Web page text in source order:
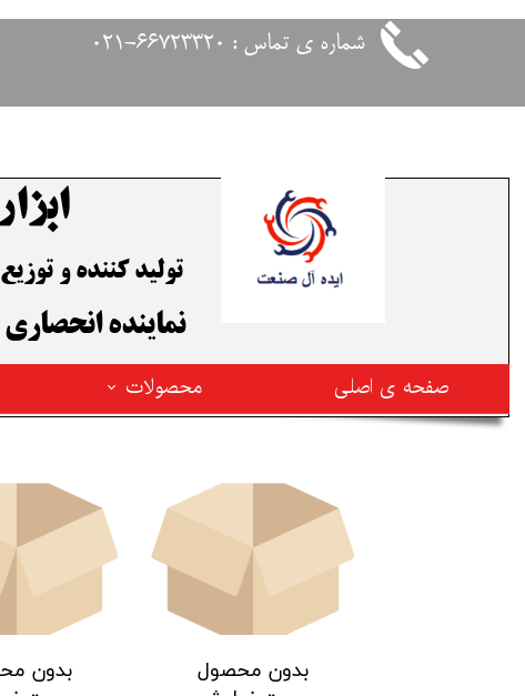
شماره ی تماس : 66723320-021
صفحه ی اصلی
محصولات
پرس لوله پنج لایه
ابزار آلات لوله پنج لایه
استاپر لوله و تست پمپ
دستگاه های جوش لوله سبز
تولید کننده و
​نماینده
بدون محصول
بدون